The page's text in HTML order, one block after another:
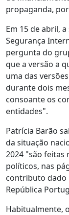
propaganda,
Em 15 de abril,
Segurança
pergunta do
que a versão a
uma das
durante dois
consoante os
entidades".
Patrícia Barão
da situação
2024 "são feitas
políticos, nas
contributo dado
República
Habitualmente,